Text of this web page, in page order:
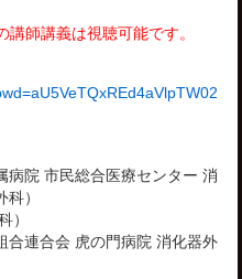
師講義は視聴可能です。
病院 市民総合医療センター 消
）
）
合連合会 虎の門病院 消化器外